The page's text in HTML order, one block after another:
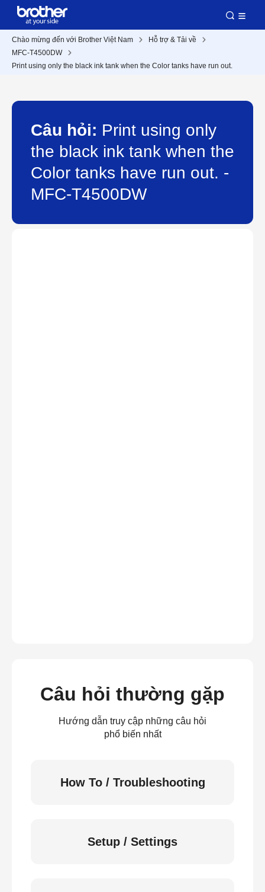
Chào mừng đến với Brother Việt Nam
Hỗ trợ & Tải về
MFC-T4500DW
Print using only the black ink tank when the Color tanks have run out.
Câu hỏi: Print using only
the black ink tank when the
Color tanks have run out. -
MFC-T4500DW
Câu hỏi thường gặp
Hướng dẫn truy cập những câu hỏi
phổ biến nhất
How To / Troubleshooting
Setup / Settings